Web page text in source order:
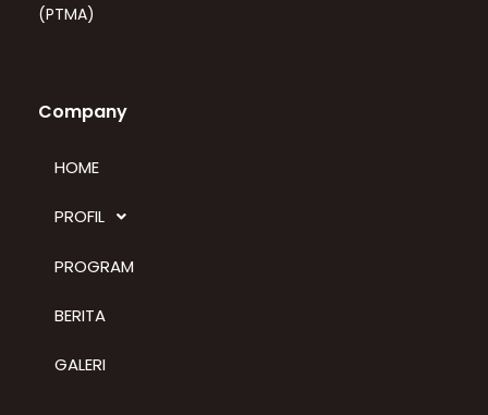
(PTMA)
Company
HOME
PROFIL
PROGRAM
BERITA
GALERI